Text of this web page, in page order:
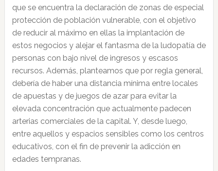
que se encuentra la declaración de zonas de especial
protección de población vulnerable, con el objetivo
de reducir al máximo en ellas la implantación de
estos negocios y alejar el fantasma de la ludopatía de
personas con bajo nivel de ingresos y escasos
recursos. Además, planteamos que por regla general,
debería de haber una distancia mínima entre locales
de apuestas y de juegos de azar para evitar la
elevada concentración que actualmente padecen
arterias comerciales de la capital. Y, desde luego,
entre aquellos y espacios sensibles como los centros
educativos, con el fin de prevenir la adicción en
edades tempranas.